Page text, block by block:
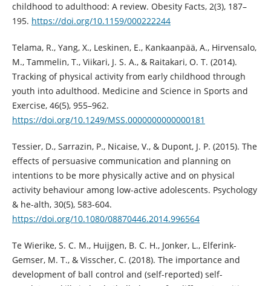
childhood to adulthood: A review. Obesity Facts, 2(3), 187–
195. https://doi.org/10.1159/000222244
Telama, R., Yang, X., Leskinen, E., Kankaanpää, A., Hirvensalo,
M., Tammelin, T., Viikari, J. S. A., & Raitakari, O. T. (2014).
Tracking of physical activity from early childhood through
youth into adulthood. Medicine and Science in Sports and
Exercise, 46(5), 955–962.
https://doi.org/10.1249/MSS.0000000000000181
Tessier, D., Sarrazin, P., Nicaise, V., & Dupont, J. P. (2015). The
effects of persuasive communication and planning on
intentions to be more physically active and on physical
activity behaviour among low-active adolescents. Psychology
& he-alth, 30(5), 583-604.
https://doi.org/10.1080/08870446.2014.996564
Te Wierike, S. C. M., Huijgen, B. C. H., Jonker, L., Elferink-
Gemser, M. T., & Visscher, C. (2018). The importance and
development of ball control and (self-reported) self-